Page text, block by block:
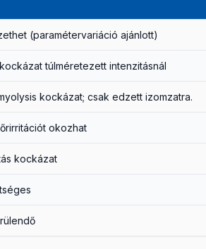
(paramétervariáció ajánlott)
túlméretezett intenzitásnál
kockázat; csak edzett izomzatra.
okozhat
kockázat